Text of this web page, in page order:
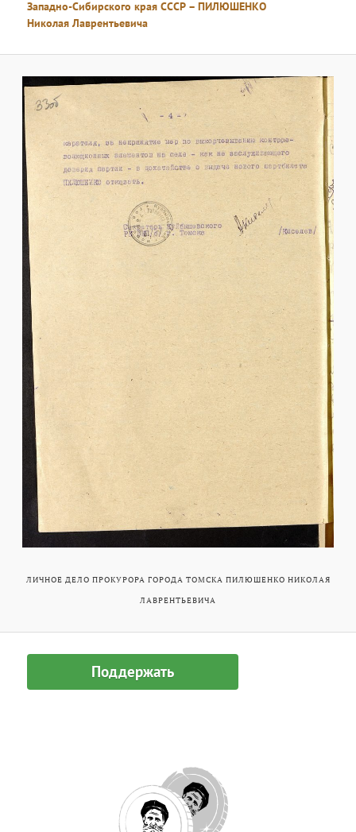
Западно-Сибирского края СССР – ПИЛЮШЕНКО
Николая Лаврентьевича
ЛИЧНОЕ ДЕЛО ПРОКУРОРА ГОРОДА ТОМСКА ПИЛЮШЕНКО НИКОЛАЯ
ЛАВРЕНТЬЕВИЧА
Поддержать